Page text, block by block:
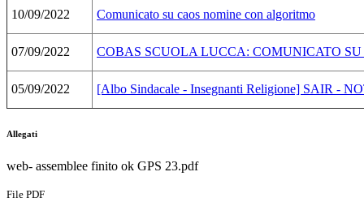
10/09/2022 Comunicato su caos nomine con algoritmo
07/09/2022 COBAS SCUOLA LUCCA: COMUNICATO
05/09/2022 [Albo Sindacale - Insegnanti Religione] SAIR -
Allegati
web- assemblee finito ok GPS 23.pdf
File PDF